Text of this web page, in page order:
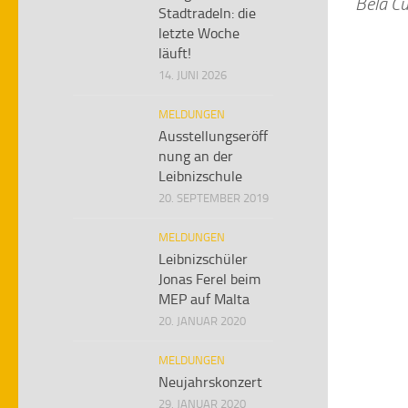
Stadtradeln: die
letzte Woche
läuft!
14. JUNI 2026
MELDUNGEN
Ausstellungseröff
nung an der
Leibnizschule
20. SEPTEMBER 2019
MELDUNGEN
Leibnizschüler
Jonas Ferel beim
MEP auf Malta
20. JANUAR 2020
MELDUNGEN
Neujahrskonzert
29. JANUAR 2020